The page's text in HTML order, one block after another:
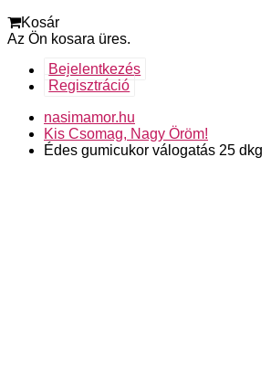
Kosár
Az Ön kosara üres.
Bejelentkezés
Regisztráció
nasimamor.hu
Kis Csomag, Nagy Öröm!
Édes gumicukor válogatás 25 dkg